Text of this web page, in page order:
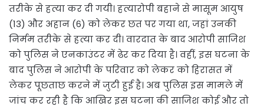
तरीके से हत्या कर दी गयी। हत्यारोपी बहाने से मासूम आयुष
(13) और अहान (6) को लेकर छत पर गया था, जहां उनकी
निर्मम तरीके से हत्या कर दी। वारदात के बाद आरोपी साजिश
को पुलिस ने एनकाउंटर में ढेर कर दिया है। वहीं, इस घटना के
बाद पुलिस ने आरोपी के परिवार को लेकर को हिरासत में
लेकर पूछताछ करने में जुटी हुई है। अब पुलिस इस मामले में
जांच कर रही है कि आखिर इस घटना की साजिश कोई और तो